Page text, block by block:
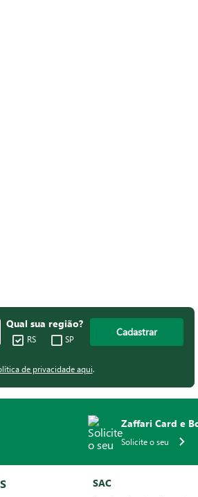
Qual sua região?
RS SP
Cadastrar
de privacidade aqui.
Zaffari Card e
Solicite o seu
SAC